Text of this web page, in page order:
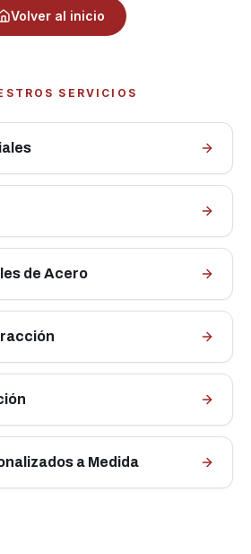
Volver al inicio
SERVICIOS
de Acero
a Medida